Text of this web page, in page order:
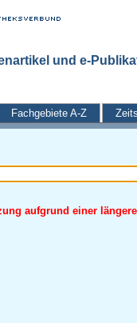
und e-
Fachgebiete A-Z
aufgrund einer